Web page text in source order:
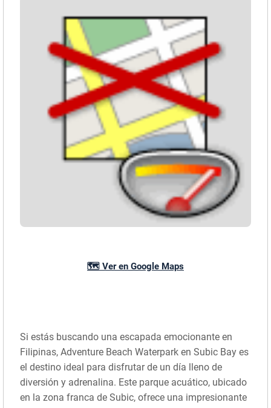
🗺️ Ver en Google Maps
Si estás buscando una escapada emocionante en
Filipinas, Adventure Beach Waterpark en Subic Bay es
el destino ideal para disfrutar de un día lleno de
diversión y adrenalina. Este parque acuático, ubicado
en la zona franca de Subic, ofrece una impresionante